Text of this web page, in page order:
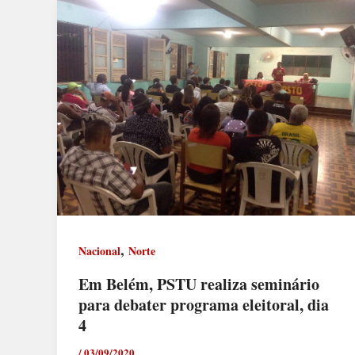
Nacional, Norte
Em Belém, PSTU realiza seminário
para debater programa eleitoral, dia
4